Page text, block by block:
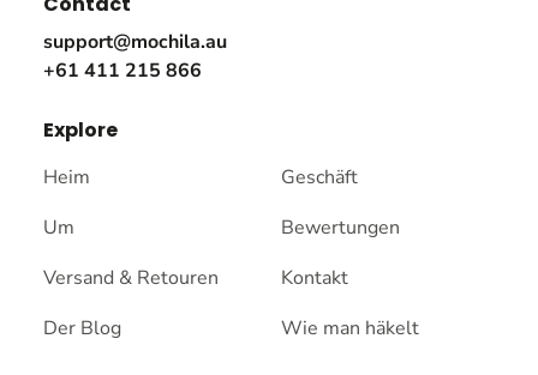
Explore
Heim
Geschäft
Um
Bewertungen
Versand & Retouren
Kontakt
Der Blog
Wie man häkelt
support@mochila.au
+61 411 215 866